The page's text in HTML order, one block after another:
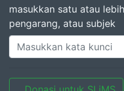
masukkan satu atau
pengarang, atau subjek